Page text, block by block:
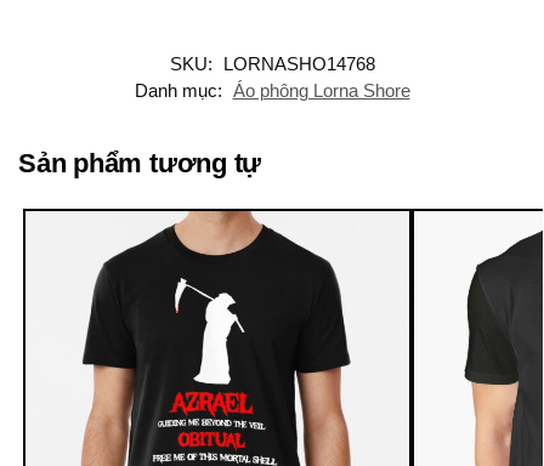
SKU:
LORNASHO14768
Danh mục: Áo phông Lorna Shore
Sản phẩm tương tự